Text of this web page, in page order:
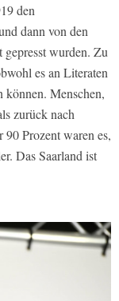
den
dann von den
gepresst wurden. Zu
es an Literaten
können. Menschen,
zurück nach
Prozent waren es,
Das Saarland ist